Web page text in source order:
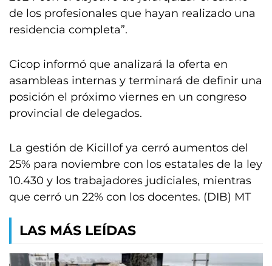
de los profesionales que hayan realizado una
residencia completa”.
Cicop informó que analizará la oferta en
asambleas internas y terminará de definir una
posición el próximo viernes en un congreso
provincial de delegados.
La gestión de Kicillof ya cerró aumentos del
25% para noviembre con los estatales de la ley
10.430 y los trabajadores judiciales, mientras
que cerró un 22% con los docentes. (DIB) MT
LAS MÁS LEÍDAS